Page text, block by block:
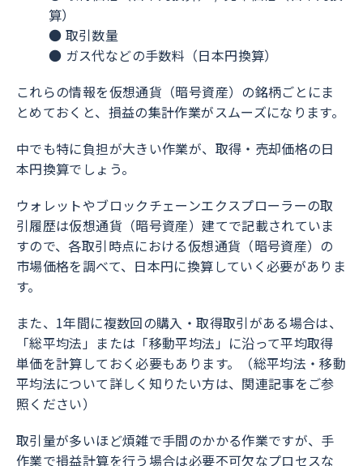
算）
● 取引数量
● ガス代などの手数料（日本円換算）
これらの情報を仮想通貨（暗号資産）の銘柄ごとにま
とめておくと、損益の集計作業がスムーズになります。
中でも特に負担が大きい作業が、取得・売却価格の日
本円換算でしょう。
ウォレットやブロックチェーンエクスプローラーの取
引履歴は仮想通貨（暗号資産）建てで記載されていま
すので、各取引時点における仮想通貨（暗号資産）の
市場価格を調べて、日本円に換算していく必要がありま
す。
また、1年間に複数回の購入・取得取引がある場合は、
「総平均法」または「移動平均法」に沿って平均取得
単価を計算しておく必要もあります。（総平均法・移動
平均法について詳しく知りたい方は、関連記事をご参
照ください）
取引量が多いほど煩雑で手間のかかる作業ですが、手
作業で損益計算を行う場合は必要不可欠なプロセスな